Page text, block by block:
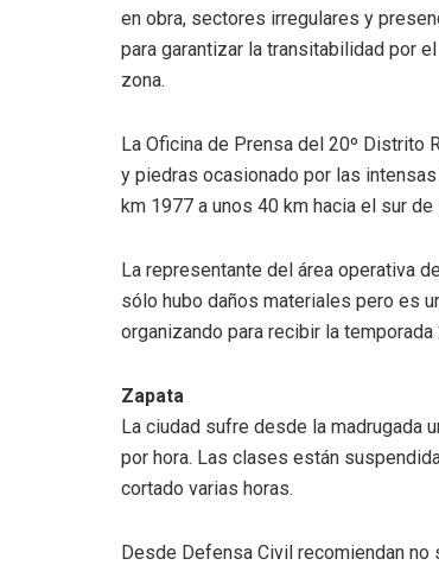
en obra, sectores irregulares y
para garantizar la transitabilidad por
zona.
La Oficina de Prensa del 20º Distrito
y piedras ocasionado por las
km 1977 a unos 40 km hacia el sur de
La representante del área operativa
sólo hubo daños materiales pero es
organizando para recibir la
Zapata
La ciudad sufre desde la madrugada
por hora. Las clases están
cortado varias horas.
Desde Defensa Civil recomiendan